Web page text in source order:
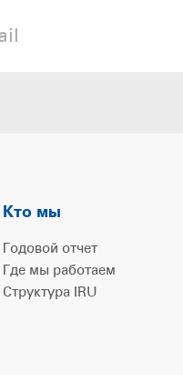
Кто мы
Годовой отчет
Где мы работаем
Структура IRU